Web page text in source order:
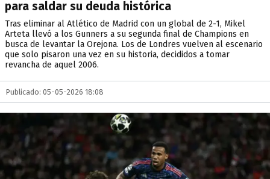
para saldar su deuda histórica
Tras eliminar al Atlético de Madrid con un global de 2-1, Mikel
Arteta llevó a los Gunners a su segunda final de Champions en
busca de levantar la Orejona. Los de Londres vuelven al escenario
que solo pisaron una vez en su historia, decididos a tomar
revancha de aquel 2006.
Publicado: 05-05-2026 18:08